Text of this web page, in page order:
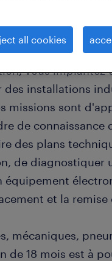
du
vous implantez
des installations
missions sont
de
des plans
de diagnostiquer
équipement
et la
mécaniques,
de 18 mois est à
all cookies